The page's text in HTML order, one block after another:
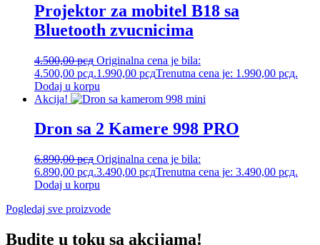
Projektor za mobitel B18 sa
Bluetooth zvucnicima
4.500,00рсд Originalna cena je bila:
4.500,00 рсд.1.990,00 рсдTrenutna cena je: 1.990,00 рсд.
Dodaj u korpu
Akcija!
Dron sa 2 Kamere 998 PRO
6.890,00рсд Originalna cena je bila:
6.890,00 рсд.3.490,00 рсдTrenutna cena je: 3.490,00 рсд.
Dodaj u korpu
Pogledaj sve proizvode
Budite u toku sa akcijama!